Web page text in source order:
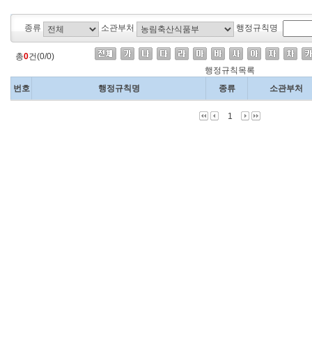
종류 소관부처 행정규칙명
총0건(0/0)
행정규칙목록
번호
행정규칙명 종류 소관부처
1